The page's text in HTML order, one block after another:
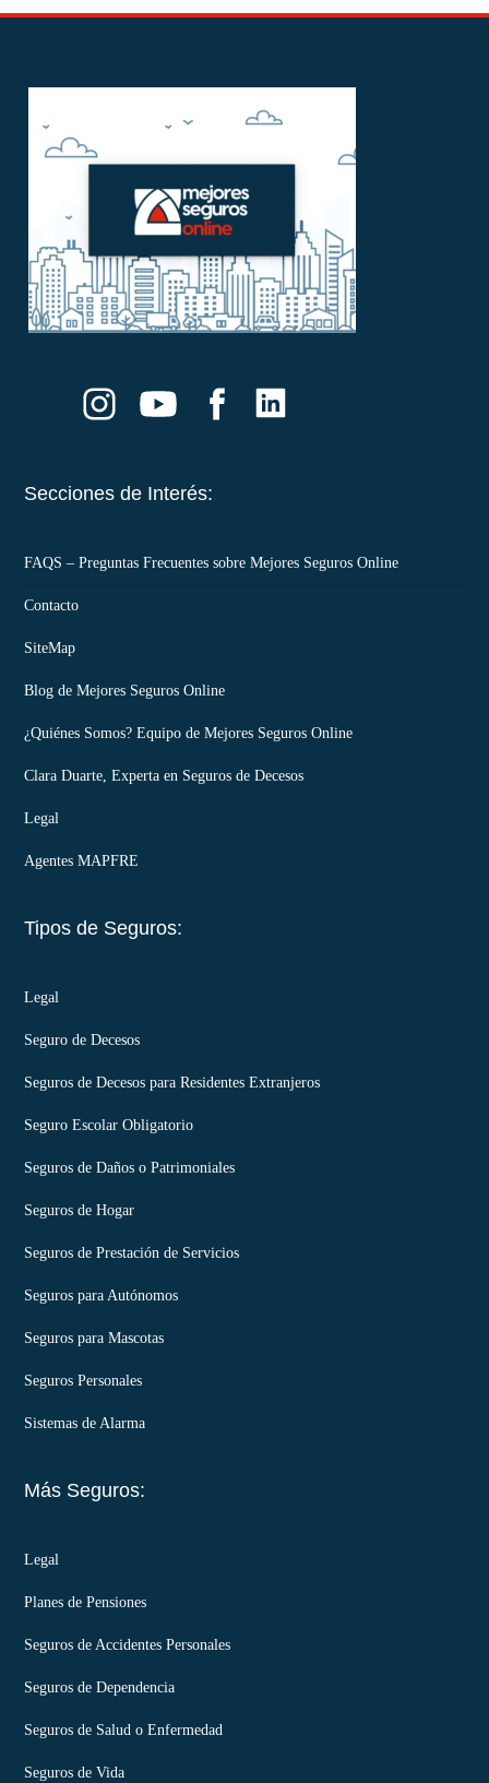
Secciones de Interés:
FAQS – Preguntas Frecuentes sobre Mejores Seguros Online
Contacto
SiteMap
Blog de Mejores Seguros Online
¿Quiénes Somos? Equipo de Mejores Seguros Online
Clara Duarte, Experta en Seguros de Decesos
Legal
Agentes MAPFRE
Tipos de Seguros:
Legal
Seguro de Decesos
Seguros de Decesos para Residentes Extranjeros
Seguro Escolar Obligatorio
Seguros de Daños o Patrimoniales
Seguros de Hogar
Seguros de Prestación de Servicios
Seguros para Autónomos
Seguros para Mascotas
Seguros Personales
Sistemas de Alarma
Más Seguros:
Legal
Planes de Pensiones
Seguros de Accidentes Personales
Seguros de Dependencia
Seguros de Salud o Enfermedad
Seguros de Vida